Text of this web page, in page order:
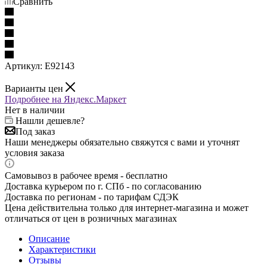
Артикул: E92143
Варианты цен
Подробнее на Яндекс.Маркет
Нет в наличии
Нашли дешевле?
Под заказ
Наши менеджеры обязательно свяжутся с вами и уточнят
условия заказа
Самовывоз в рабочее время - бесплатно
Доставка курьером по г. СПб - по согласованию
Доставка по регионам - по тарифам СДЭК
Цена действительна только для интернет-магазина и может
отличаться от цен в розничных магазинах
Описание
Характеристики
Отзывы